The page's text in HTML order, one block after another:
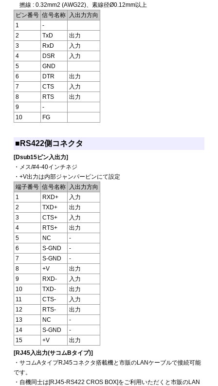
撚線 : 0.32mm2 (AWG22)、素線径Ø0.12mm以上
ピン番号 信号名称
入出力方向
1
-
2
TxD
出力
3
RxD
入力
4
DSR
入力
5
GND
6
DTR
出力
7
CTS
入力
8
RTS
出力
9
-
10
FG
■RS422側コネクタ
[Dsub15ピン入出力]
・メス/#4-40インチネジ
・+V出力は内部ジャンパーピンにて設定
端子番号 信号名称
入出力方向
1
RXD+
入力
2
TXD+
出力
3
CTS+
入力
4
RTS+
出力
5
NC
-
6
S-GND
-
7
S-GND
-
8
+V
出力
9
RXD-
入力
10
TXD-
出力
11
CTS-
入力
12
RTS-
出力
13
NC
-
14
S-GND
-
15
+V
出力
[RJ45入出力(サコムBタイプ)]
・サコムAタイプRJ45コネクタ搭載機と市販のLANケーブルで接続可能
です。
・自機同士は[RJ45-RS422 CROS BOX]をご利用いただくと市販のLAN